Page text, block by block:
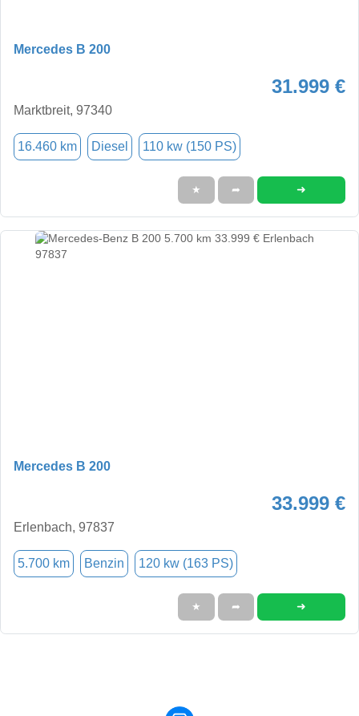
Mercedes B 200
31.999 €
Marktbreit, 97340
16.460 km Diesel 110 kw (150 PS)
★ ➦ ➜
Mercedes B 200
33.999 €
Erlenbach, 97837
5.700 km Benzin 120 kw (163 PS)
★ ➦ ➜